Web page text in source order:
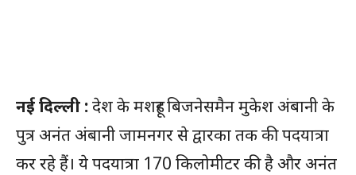
नई दिल्ली :देश के मशहूर बिजनेसमैन मुकेश अंबानी के
पुत्र अनंत अंबानी जामनगर से द्वारका तक की पदयात्रा
कर रहे हैं। ये पदयात्रा 170 किलोमीटर की है और अनंत